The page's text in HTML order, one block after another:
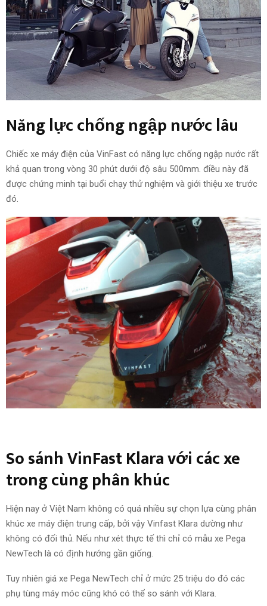
Năng lựcchống ngập nước lâu
Chiếc xe máy điện của VinFast có năng lực chống ngập nước rất
khả quan trong vòng 30 phút dưới độ sâu 500mm. điều này đã
được chứng minh tại buổi chạy thử nghiệm và giới thiệu xe trước
đó.
So sánh VinFast Klara với các xe
trong cùng phân khúc
Hiện nay ở Việt Nam không có quá nhiều sựchọn lựa cùng phân
khúc xe máy điện trung cấp, bởi vậy Vinfast Klara dường như
không có đối thủ. Nếu nhưxét thực tế thì chỉ có mẫu xe Pega
NewTech là có định hướng gần giống.
Tuy nhiên giá xe Pega NewTech chỉ ở mức 25 triệu do đó các
phụ tùng máy móc cũng khó có thể so sánh với Klara.